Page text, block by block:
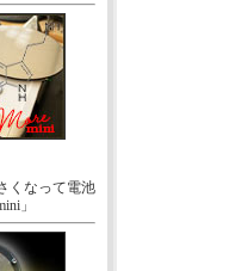
くなって電池
」